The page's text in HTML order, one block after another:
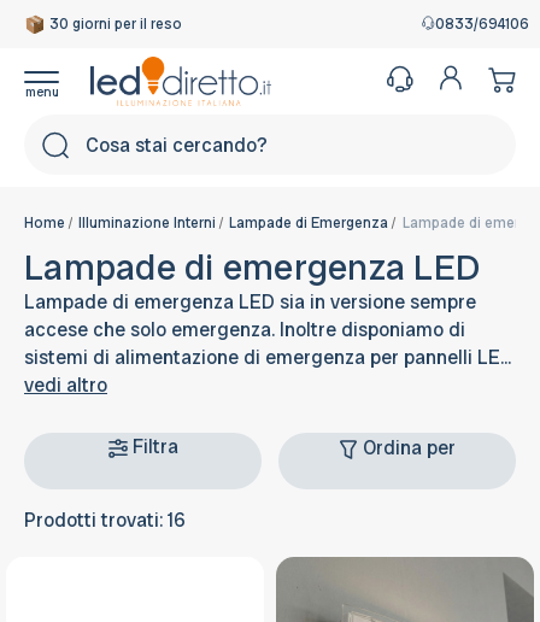
30 giorni per il reso 0833/694106
Home Illuminazione Interni Lampade di Emergenza Lampade di
Lampade di emergenza LED
Lampade di emergenza LED sia in versione sempre
accese che solo emergenza. Inoltre disponiamo di
sistemi di alimentazione di emergenza per pannelli LE...
vedi altro
Filtra Ordina per
Prodotti trovati: 16